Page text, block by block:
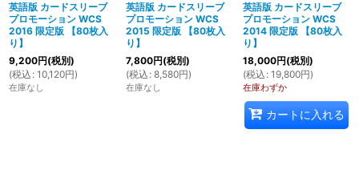
英語版 カードスリーブ
プロモーション WCS
2016 限定版 【80枚入
り】
9,200円(税別)
(税込 : 10,120円)
在庫なし
英語版 カードスリーブ
プロモーション WCS
2015 限定版 【80枚入
り】
7,800円(税別)
(税込 : 8,580円)
在庫なし
英語版 カードスリーブ
プロモーション WCS
2014 限定版 【80枚入
り】
18,000円(税別)
(税込 : 19,800円)
在庫わずか
カートに入れる